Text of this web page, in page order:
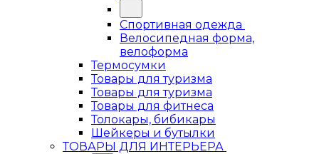
Спортивная одежда
Велосипедная форма,
велоформа
Термосумки
Товары для туризма
Товары для туризма
Товары для фитнеса
Толокары, бибикары
Шейкеры и бутылки
ТОВАРЫ ДЛЯ ИНТЕРЬЕРА